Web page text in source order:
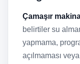
Çamaşır
belirtiler su
yapmama,
açılmaması